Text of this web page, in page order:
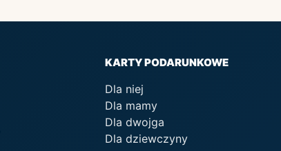
KARTY PODARUNKOWE
Dla niej
Dla mamy
Dla dwojga
Dla dziewczyny